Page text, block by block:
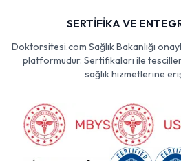
SERTİFİKA VE
Doktorsitesi.com Sağlık Bakanlığı
platformudur. Sertifikaları ile
sağlık hizmetlerine